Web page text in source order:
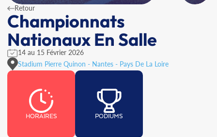
Retour
Championnats
Nationaux En Salle
14 au 15 Février 2026
Stadium Pierre Quinon - Nantes - Pays De La Loire
HORAIRES PODIUMS